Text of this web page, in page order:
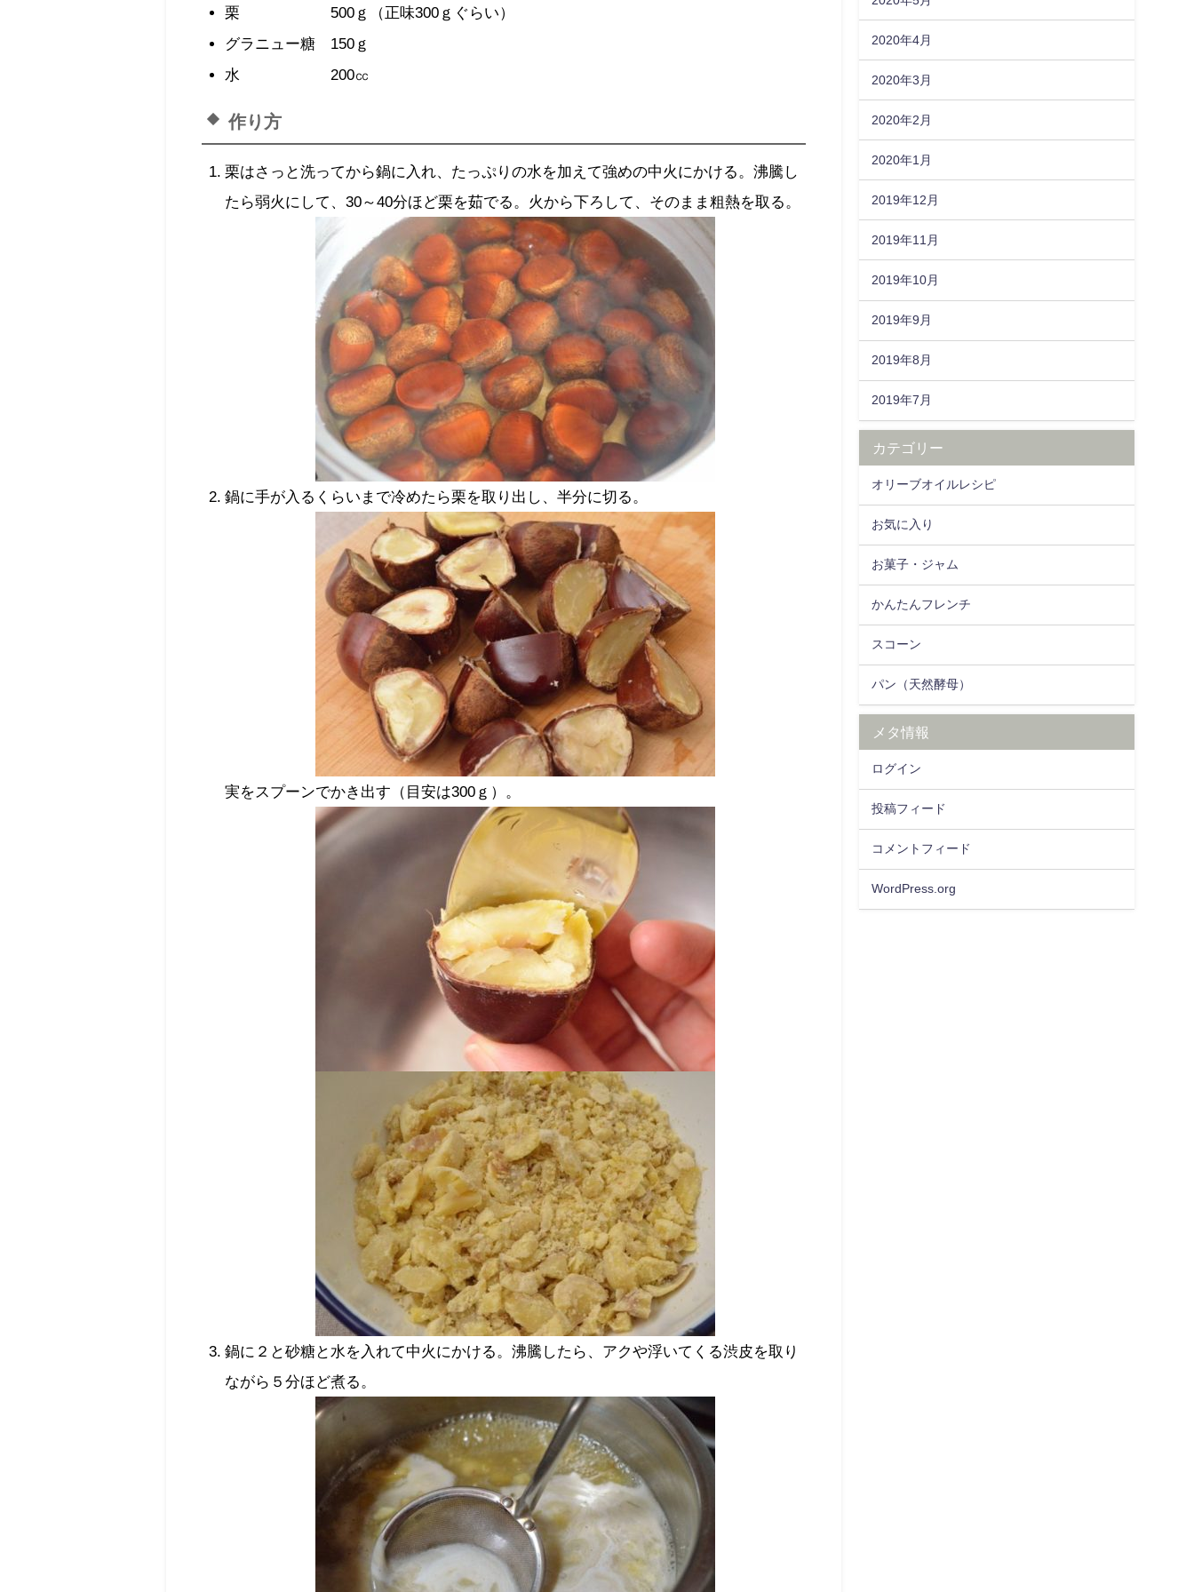
栗 500ｇ（正味300ｇぐらい）
グラニュー糖 150ｇ
水 200㏄
作り方
栗はさっと洗ってから鍋に入れ、たっぷりの水を加えて強めの中火にかける。沸騰し
たら弱火にして、30～40分ほど栗を茹でる。火から下ろして、そのまま粗熱を取る。
鍋に手が入るくらいまで冷めたら栗を取り出し、半分に切る。
実をスプーンでかき出す（目安は300ｇ）。
鍋に２と砂糖と水を入れて中火にかける。沸騰したら、アクや浮いてくる渋皮を取り
ながら５分ほど煮る。
2020年4月
2020年3月
2020年2月
2020年1月
2019年12月
2019年11月
2019年10月
2019年9月
2019年8月
2019年7月
カテゴリー
オリーブオイルレシピ
お気に入り
お菓子・ジャム
かんたんフレンチ
スコーン
パン（天然酵母）
メタ情報
ログイン
投稿フィード
コメントフィード
WordPress.org